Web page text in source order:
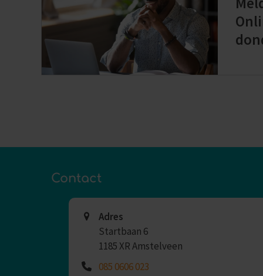
Contact
Adres
Startbaan 6
1185 XR Amstelveen
085 0606 023